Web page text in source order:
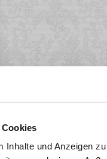
Inhalte und Anzeigen